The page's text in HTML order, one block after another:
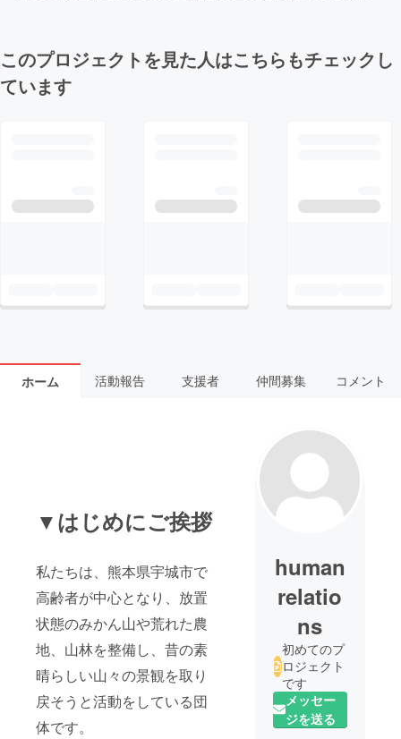
このプロジェクトを見た人はこちらもチェックし
ています
ホーム 活動報告 支援者 仲間募集 コメント
▼はじめにご挨拶
私たちは、熊本県宇城市で
高齢者が中心となり、放置
状態のみかん山や荒れた農
地、山林を整備し、昔の素
晴らしい山々の景観を取り
戻そうと活動をしている団
体です。
human
relatio
ns
初めてのプ
ロジェクト
です
メッセー
ジを送る